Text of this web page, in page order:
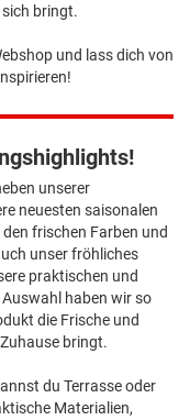
bringt.
und lass dich von
unserer
neuesten saisonalen
frischen Farben und
unser fröhliches
praktischen und
haben wir so
die Frische und
bringt.
du Terrasse oder
Materialien,